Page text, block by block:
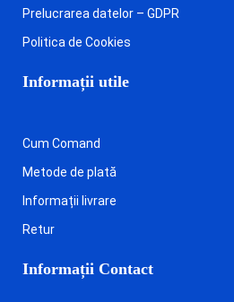
Prelucrarea datelor – GDPR
Politica de Cookies
Informații utile
Cum Comand
Metode de plată
Informații livrare
Retur
Informații Contact